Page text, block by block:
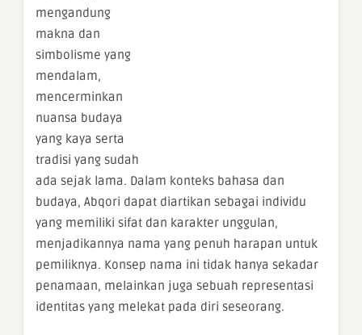
mengandung
makna dan
simbolisme yang
mendalam,
mencerminkan
nuansa budaya
yang kaya serta
tradisi yang sudah
ada sejak lama. Dalam konteks bahasa dan
budaya, Abqori dapat diartikan sebagai individu
yang memiliki sifat dan karakter unggulan,
menjadikannya nama yang penuh harapan untuk
pemiliknya. Konsep nama ini tidak hanya sekadar
penamaan, melainkan juga sebuah representasi
identitas yang melekat pada diri seseorang.